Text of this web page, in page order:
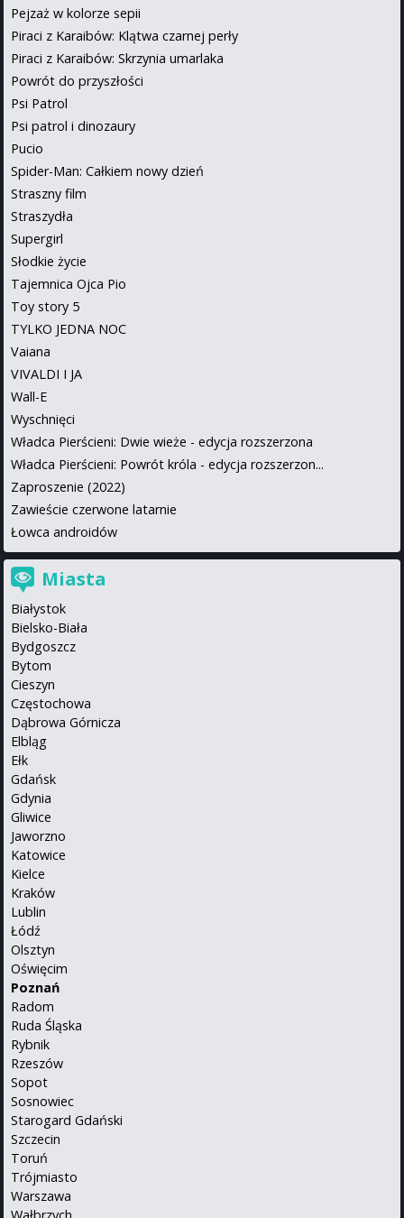
Pejzaż w kolorze sepii
Piraci z Karaibów: Klątwa czarnej perły
Piraci z Karaibów: Skrzynia umarlaka
Powrót do przyszłości
Psi Patrol
Psi patrol i dinozaury
Pucio
Spider-Man: Całkiem nowy dzień
Straszny film
Straszydła
Supergirl
Słodkie życie
Tajemnica Ojca Pio
Toy story 5
TYLKO JEDNA NOC
Vaiana
VIVALDI I JA
Wall-E
Wyschnięci
Władca Pierścieni: Dwie wieże - edycja rozszerzona
Władca Pierścieni: Powrót króla - edycja rozszerzon...
Zaproszenie (2022)
Zawieście czerwone latarnie
Łowca androidów
Miasta
Białystok
Bielsko-Biała
Bydgoszcz
Bytom
Cieszyn
Częstochowa
Dąbrowa Górnicza
Elbląg
Ełk
Gdańsk
Gdynia
Gliwice
Jaworzno
Katowice
Kielce
Kraków
Lublin
Łódź
Olsztyn
Oświęcim
Poznań
Radom
Ruda Śląska
Rybnik
Rzeszów
Sopot
Sosnowiec
Starogard Gdański
Szczecin
Toruń
Trójmiasto
Warszawa
Wałbrzych